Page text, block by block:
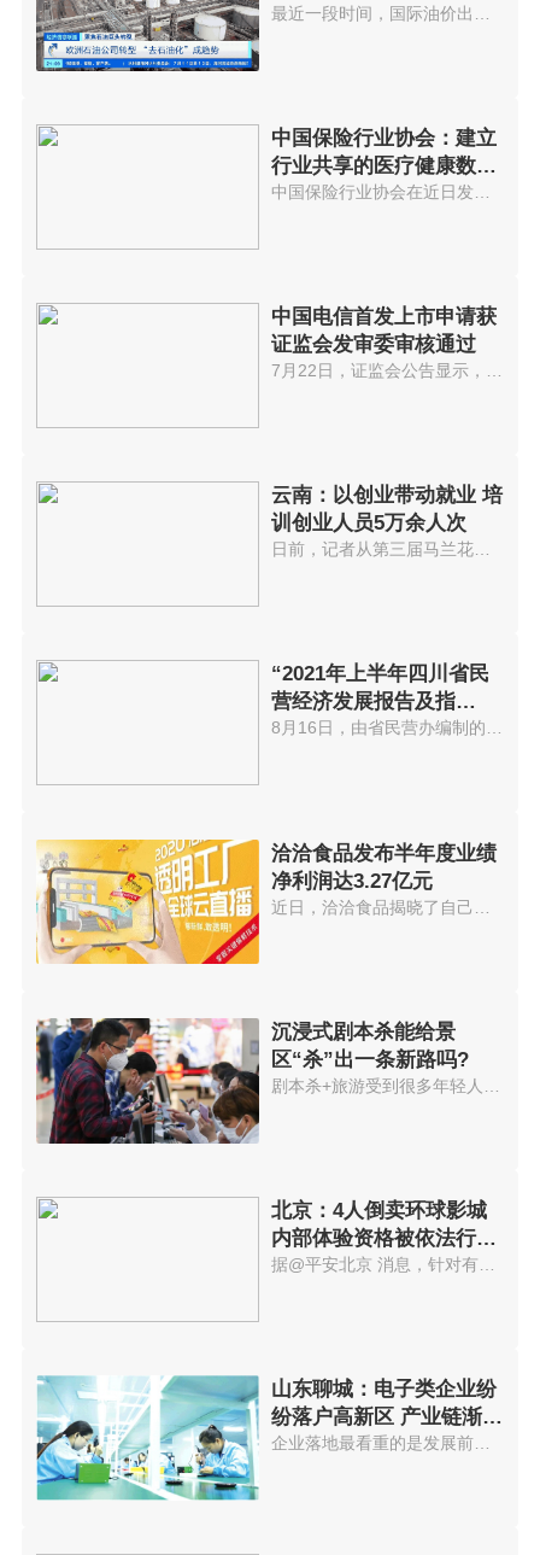
回事?
中国保险行业协会：建立
行业共享的医疗健康数据
库
中国电信首发上市申请获
证监会发审委审核通过
云南：以创业带动就业 培
训创业人员5万余人次
日前，记者从第三届马兰花全国创...
“2021年上半年四川省民
营经济发展报告及指
数”出炉
8月16日，由省民营办编制的2021...
洽洽食品发布半年度业绩
净利润达3.27亿元
沉浸式剧本杀能给景
区“杀”出一条新路吗?
北京：4人倒卖环球影城
内部体验资格被依法行政
拘留
山东聊城：电子类企业纷
纷落户高新区 产业链渐趋
完善
企业落地最看重的是发展前景，聊...